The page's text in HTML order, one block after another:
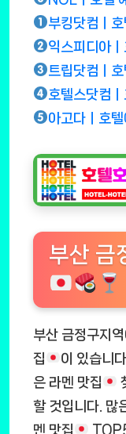
부킹닷컴ㅣ
익스피디아
트립닷컴ㅣ
호텔스닷컴
아고다ㅣ호
부산 금
부산 금정구지
집
이 있습니
은 라멘 맛집
할 것입니다. 많
멘 맛집